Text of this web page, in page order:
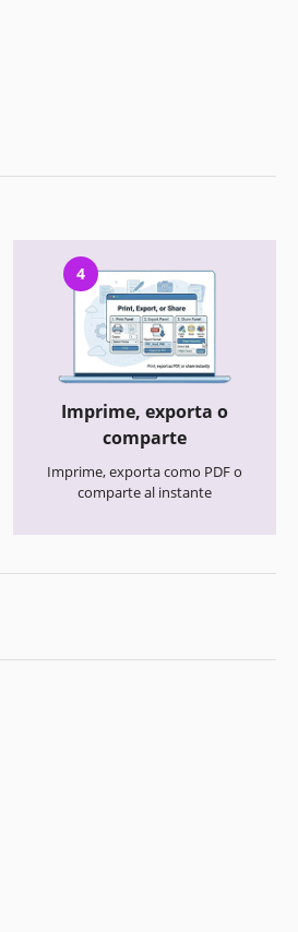
4
Imprime, exporta o
comparte
Imprime, exporta como PDF o
comparte al instante